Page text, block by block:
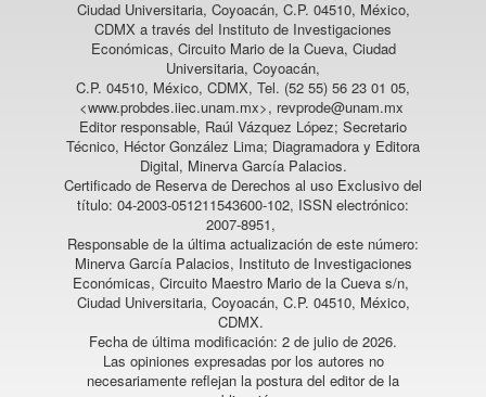
Ciudad Universitaria, Coyoacán, C.P. 04510, México,
CDMX a través del Instituto de Investigaciones
Económicas, Circuito Mario de la Cueva, Ciudad
Universitaria, Coyoacán,
C.P. 04510, México, CDMX, Tel. (52 55) 56 23 01 05,
<www.probdes.iiec.unam.mx>, revprode@unam.mx
Editor responsable, Raúl Vázquez López; Secretario
Técnico, Héctor González Lima; Diagramadora y Editora
Digital, Minerva García Palacios.
Certificado de Reserva de Derechos al uso Exclusivo del
título: 04-2003-051211543600-102, ISSN electrónico:
2007-8951,
Responsable de la última actualización de este número:
Minerva García Palacios, Instituto de Investigaciones
Económicas, Circuito Maestro Mario de la Cueva s/n,
Ciudad Universitaria, Coyoacán, C.P. 04510, México,
CDMX.
Fecha de última modificación: 2 de julio de 2026.
Las opiniones expresadas por los autores no
necesariamente reflejan la postura del editor de la